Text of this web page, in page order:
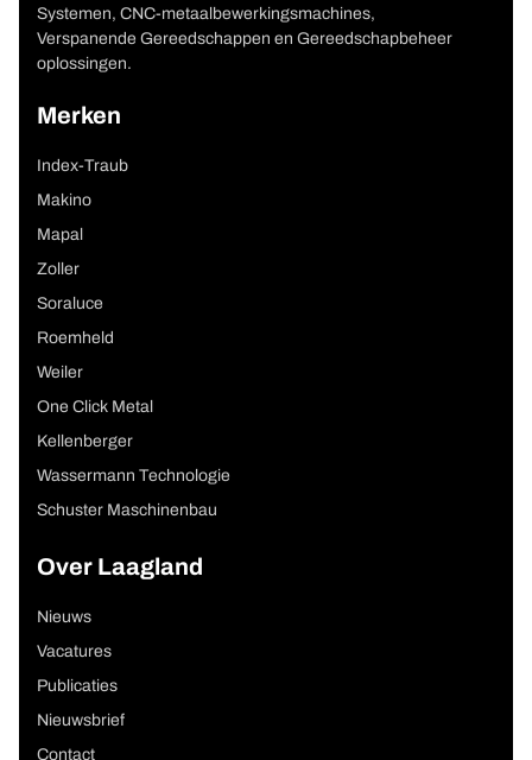
Systemen, CNC-metaalbewerkingsmachines,
Verspanende Gereedschappen en Gereedschapbeheer
oplossingen.
Merken
Index-Traub
Makino
Mapal
Zoller
Soraluce
Roemheld
Weiler
One Click Metal
Kellenberger
Wassermann Technologie
Schuster Maschinenbau
Over Laagland
Nieuws
Vacatures
Publicaties
Nieuwsbrief
Contact